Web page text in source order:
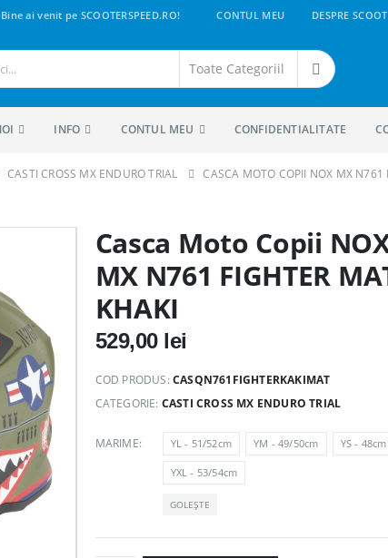
Bine ai venit pe SCOOTERSPEED.RO! CONTUL MEU DESPRE
INFO CONTUL MEU CONFIDENTIALITATE
CASTI CROSS MX ENDURO TRIAL CASCA MOTO COPII NOX MX N761
Casca Moto Copii
MX N761 FIGHTER
KHAKI
529,00 lei
COD PRODUS:CASQN761FIGHTERKAKIMAT
CATEGORIE: CASTI CROSS MX ENDURO TRIAL
MARIME YL - 51/52cm YM - 49/50cm YS - 48cm
YXL - 53/54cm
GOLEȘTE